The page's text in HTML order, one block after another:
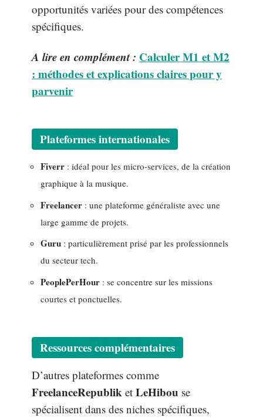
opportunités variées pour des compétences
spécifiques.
A lire en complément : Calculer M1 et M2
: méthodes et explications claires pour y
parvenir
Plateformes internationales
Fiverr : idéal pour les micro-services, de la création
graphique à la musique.
Freelancer : une plateforme généraliste avec une
large gamme de projets.
Guru : particulièrement prisé par les professionnels
du secteur tech.
PeoplePerHour : se concentre sur les missions
courtes et ponctuelles.
Ressources complémentaires
D’autres plateformes comme
FreelanceRepublik et LeHibou se
spécialisent dans des niches spécifiques,